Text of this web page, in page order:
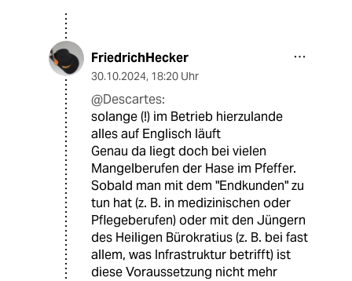
FriedrichHecker
30.10.2024, 18:20 Uhr
@Descartes:
solange (!) im Betrieb hierzulande
alles auf Englisch läuft
Genau da liegt doch bei vielen
Mangelberufen der Hase im Pfeffer.
Sobald man mit dem "Endkunden" zu
tun hat (z. B. in medizinischen oder
Pflegeberufen) oder mit den Jüngern
des Heiligen Bürokratius (z. B. bei fast
allem, was Infrastruktur betrifft) ist
diese Voraussetzung nicht mehr